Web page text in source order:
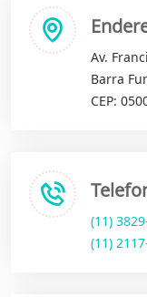
Av.
Barra
CEP:
(11)
(11)